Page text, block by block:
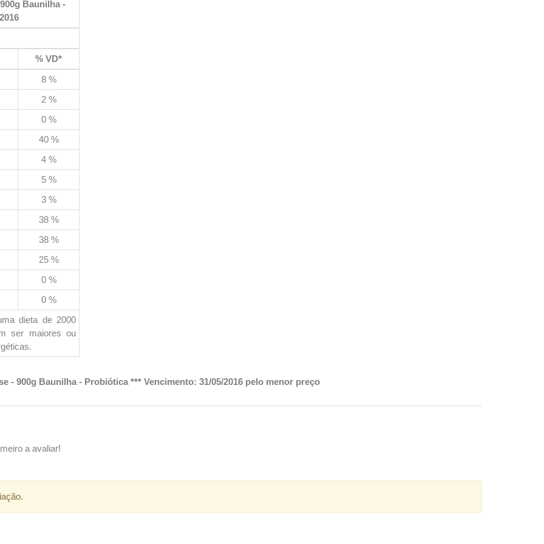
Baunilha -
% VD*
8 %
2 %
0 %
40 %
4 %
5 %
3 %
38 %
38 %
25 %
0 %
0 %
dieta de 2000
ser maiores ou
- 900g Baunilha - Probiótica *** Vencimento: 31/05/2016 pelo menor preço
a avaliar!